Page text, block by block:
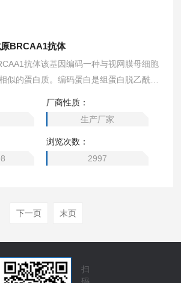
BRCAA1抗体
抗体该基因编码一种与视网膜母细胞
似的蛋白质。编码蛋白是组蛋白脱乙酰基
瘤发生和细胞命运测定在内的多种细胞过
因产物由乳腺癌患者分离出的IgG抗体识
泛人类恶性肿瘤相关的分子标记物。编码
剪接变异体已经被描述。
厂商性质：
生产厂家
浏览次数：
2997
下一页 末页
扫